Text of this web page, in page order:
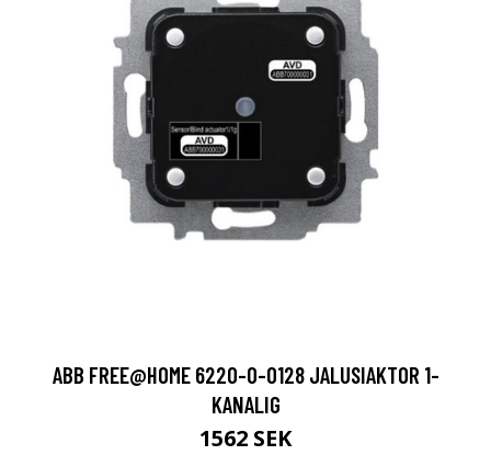
ABB FREE@HOME 6220-0-0128 JALUSIAKTOR 1-
KANALIG
1562 SEK